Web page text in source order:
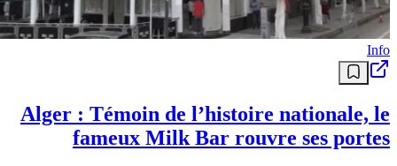
Info
Alger : Témoin de l’histoire nationale, le
fameux Milk Bar rouvre ses portes